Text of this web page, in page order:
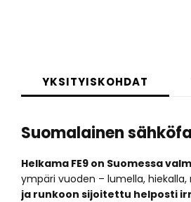
YKSITYISKOHDAT
Suomalainen
Helkama FE9 on Suomessa
ympäri vuoden – lumella,
ja runkoon sijoitettu helposti